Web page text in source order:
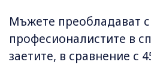
Мъжете преобладават
професионалистите в
заетите, в сравнение с